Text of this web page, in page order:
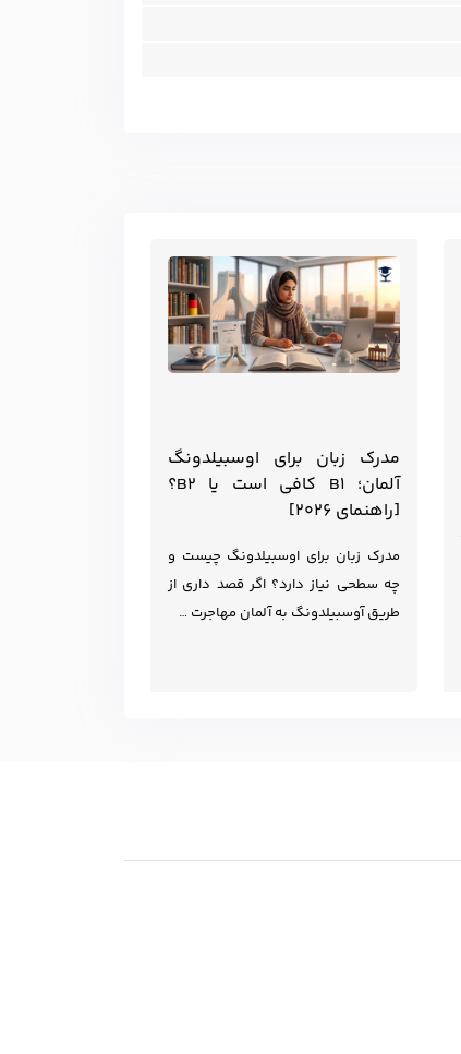
مدرک زبان برای اوسبیلدونگ
آلمان؛ B1 کافی است یا B2؟
[راهنمای ۲۰۲۶]
مدرک زبان برای اوسبیلدونگ چیست و
چه سطحی نیاز دارد؟ اگر قصد داری از
طریق آوسبیلدونگ به آلمان مهاجرت …